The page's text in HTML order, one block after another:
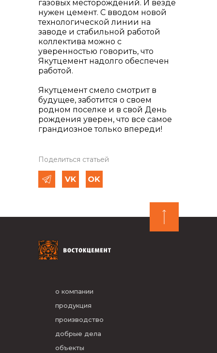
газовых месторождений. И везде
нужен цемент. С вводом новой
технологической линии на
заводе и стабильной работой
коллектива можно с
уверенностью говорить, что
Якутцемент надолго обеспечен
работой.
Якутцемент смело смотрит в
будущее, заботится о своем
родном поселке и в свой День
рождения уверен, что все самое
грандиозное только впереди!
Поделиться статьей
о компании
продукция
производство
добрые дела
объекты